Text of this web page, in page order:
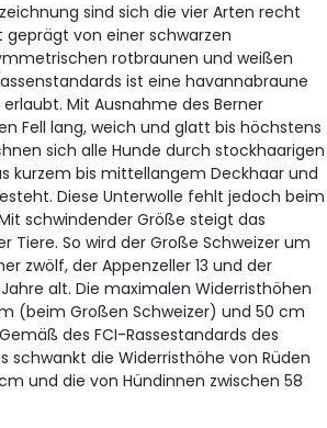
sind sich die vier Arten recht
geprägt von einer schwarzen
rotbraunen und weißen
ist eine havannabraune
Mit Ausnahme des Berner
Fell lang, weich und glatt bis höchstens
sich alle Hunde durch stockhaarigen
kurzem bis mittellangem Deckhaar und
Diese Unterwolle fehlt jedoch beim
schwindender Größe steigt das
Tiere. So wird der Große Schweizer um
zwölf, der Appenzeller 13 und der
alt. Die maximalen Widerristhöhen
(beim Großen Schweizer) und 50 cm
des FCI-Rassestandards des
schwankt die Widerristhöhe von Rüden
und die von Hündinnen zwischen 58